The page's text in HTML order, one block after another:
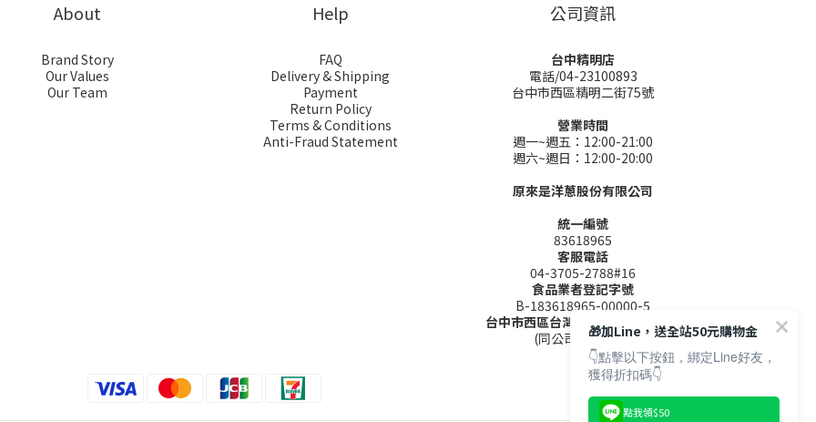
About
Brand Story
Our Values
Our Team
Help
FAQ
Delivery & Shipping
Payment
Return Policy
Terms & Conditions
Anti-Fraud Statement
公司資訊
台中精明店
電話/04-23100893
台中市西區精明二街75號
營業時間
週一~週五：12:00-21:00
週六~週日：12:00-20:00
原來是洋蔥股份有限公司
統一編號
83618965
客服電話
04-3705-2788#16
食品業者登記字號
B-183618965-00000-5
台中市西區台灣大道二段285號9樓
(同公司聯絡地址)🎁加Line，送全站50元購物金
👇點擊以下按鈕，綁定Line好友，
獲得折扣碼👇
點我領$50